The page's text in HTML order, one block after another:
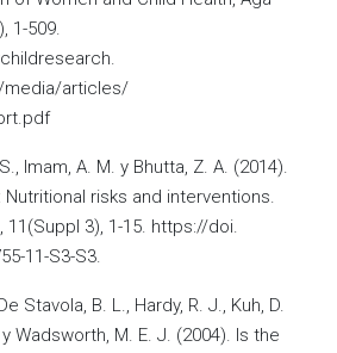
1-509.
media/articles/
Imam, A. M. y Bhutta, Z. A. (2014).
risks and interventions.
11(Suppl 3), 1-15. https://doi.
11-S3-S3.
Stavola, B. L., Hardy, R. J., Kuh, D.
Wadsworth, M. E. J. (2004). Is the